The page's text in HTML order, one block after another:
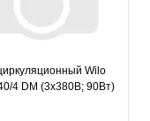
Wilo
4 DM (3х380В; 90Вт)